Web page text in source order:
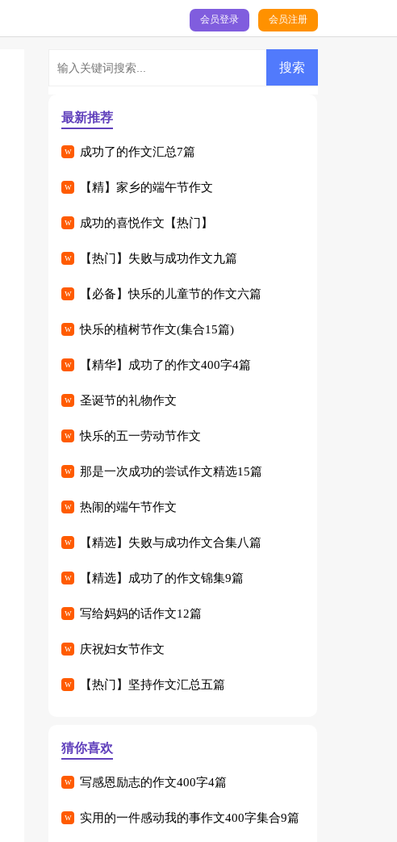
会员登录 会员注册
最新推荐
成功了的作文汇总7篇
【精】家乡的端午节作文
成功的喜悦作文【热门】
【热门】失败与成功作文九篇
【必备】快乐的儿童节的作文六篇
快乐的植树节作文(集合15篇)
【精华】成功了的作文400字4篇
圣诞节的礼物作文
快乐的五一劳动节作文
那是一次成功的尝试作文精选15篇
热闹的端午节作文
【精选】失败与成功作文合集八篇
【精选】成功了的作文锦集9篇
写给妈妈的话作文12篇
庆祝妇女节作文
【热门】坚持作文汇总五篇
猜你喜欢
写感恩励志的作文400字4篇
实用的一件感动我的事作文400字集合9篇